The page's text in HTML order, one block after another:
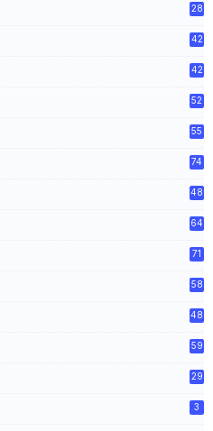
28
42
42
52
55
74
48
64
71
58
48
59
29
3